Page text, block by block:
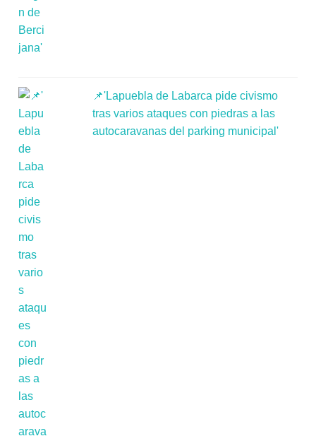
📌'Lapuebla de Labarca pide civismo
tras varios ataques con piedras a las
autocaravanas del parking municipal'